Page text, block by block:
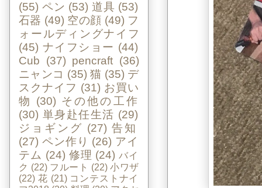
(55) ペン (53) 道具 (53)
石器 (49) 空の顔 (49) フ
ォールディングナイフ
(45) ナイフショー (44)
Cub
(37) pencraft (36)
ニャンコ (35) 猫 (35) デ
スクナイフ (31) お買い
物
(30) その他の工作
(30) 単身赴任生活 (29)
ジョギング (27) 告知
(27) ペン作り (26) アイ
テム (24) 修理 (24) バイ
ク (22) フルート (22) 小ワザ
(22) 花 (21) コンテストナイ